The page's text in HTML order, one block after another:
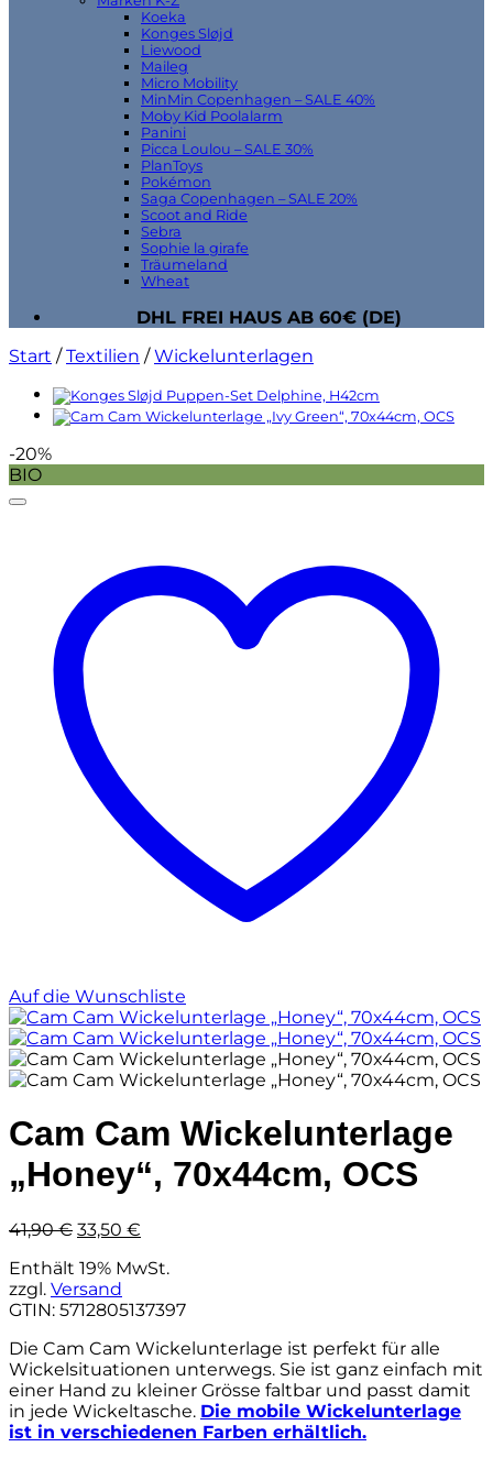
Koeka
Konges Sløjd
Liewood
Maileg
Micro Mobility
MinMin Copenhagen – SALE 40%
Moby Kid Poolalarm
Panini
Picca Loulou – SALE 30%
PlanToys
Pokémon
Saga Copenhagen – SALE 20%
Scoot and Ride
Sebra
Sophie la girafe
Träumeland
Wheat
DHL FREI HAUS AB 60€ (DE)
Start / Textilien / Wickelunterlagen
-20%
BIO
Auf die Wunschliste
Cam Cam Wickelunterlage
„Honey“, 70x44cm, OCS
41,90€ Ursprünglicher
war:
41,90 €
33,50 €
ist:
Enthält 19% MwSt.
zzgl. Versand
GTIN: 5712805137397
Die Cam Cam Wickelunterlage ist perfekt für alle
Wickelsituationen unterwegs. Sie ist ganz einfach mit
einer Hand zu kleiner Grösse faltbar und passt damit
in jede Wickeltasche. Die mobile Wickelunterlage
ist in verschiedenen Farben erhältlich.